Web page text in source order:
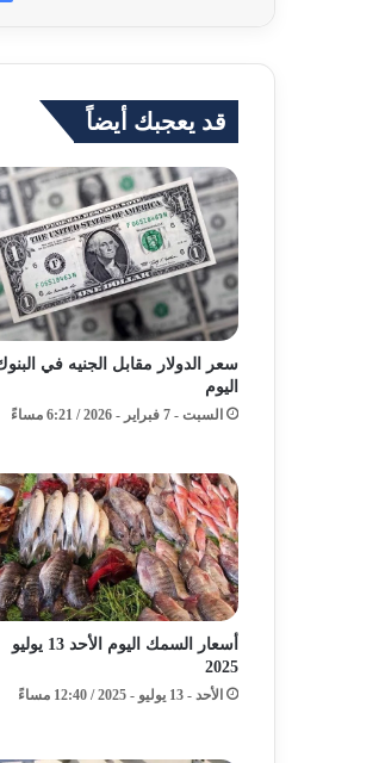
قد يعجبك أيضاً
سعر الدولار مقابل الجنيه في
اليوم
السبت - 7 فبراير - 2026 / 6:21 مساءً
أسعار السمك اليوم الأحد 13 يوليو
2025
الأحد - 13 يوليو - 2025 / 12:40 مساءً